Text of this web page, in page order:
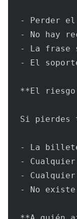
- Perder
- No hay
- La frase
- El
**El
Si pierdes
- La
-
-
- No